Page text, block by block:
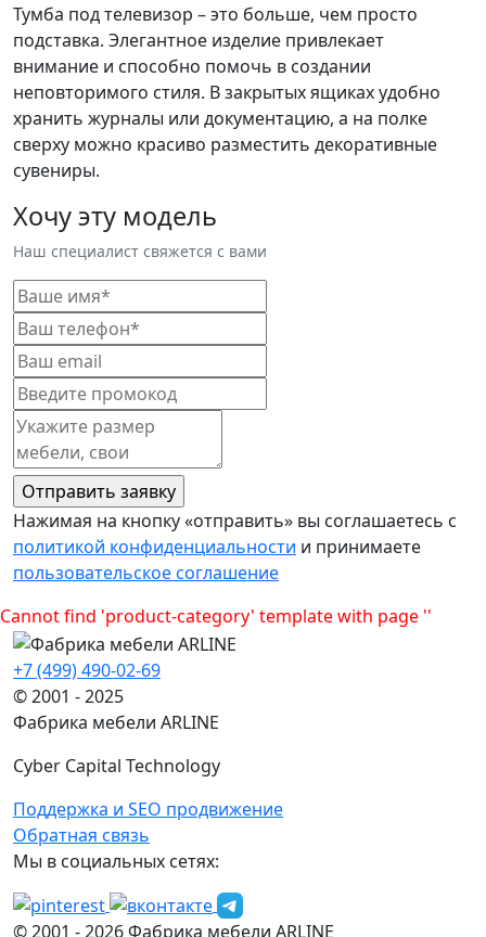
Тумба под телевизор – это больше, чем просто
подставка. Элегантное изделие привлекает
внимание и способно помочь в создании
неповторимого стиля. В закрытых ящиках удобно
хранить журналы или документацию, а на полке
сверху можно красиво разместить декоративные
сувениры.
Хочу эту модель
Наш специалист свяжется с вами
Нажимая на кнопку «отправить» вы соглашаетесь с
политикой конфиденциальности и принимаете
пользовательское соглашение
Cannot find 'product-category' template with page ''
+7 (499) 490-02-69
© 2001 - 2025
Фабрика мебели ARLINE
Cyber Capital Technology
Поддержка и SEO продвижение
Обратная связь
Мы в социальных сетях:
© 2001 - 2026Фабрика мебели ARLINE